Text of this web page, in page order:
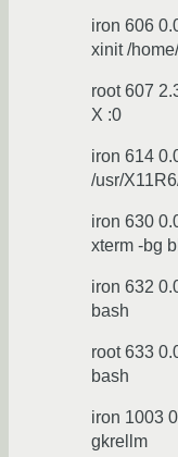
iron 606
xinit /
root 607
X :0
iron 614
/usr/
iron 630
xterm -bg
iron 632
bash
root 633
bash
iron 1003
gkrellm